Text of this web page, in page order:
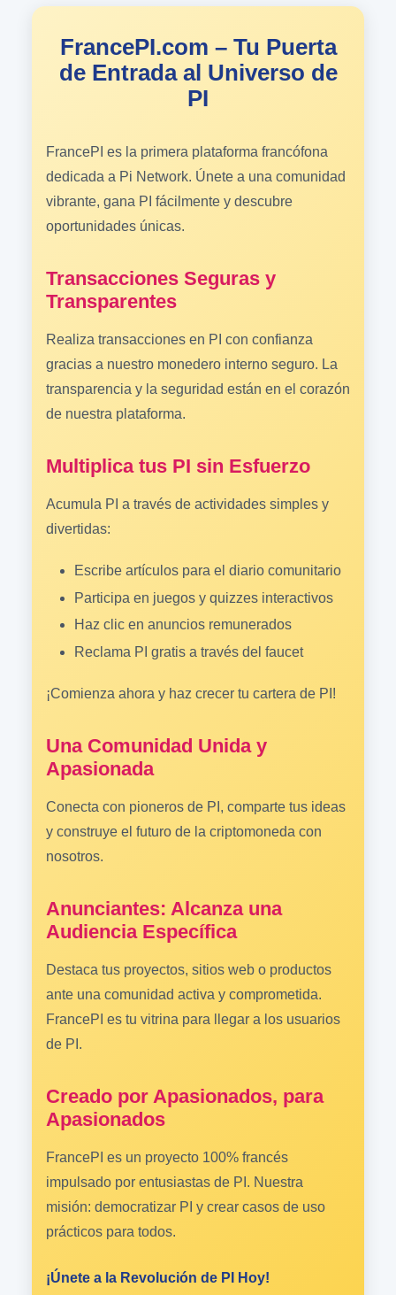
FrancePI.com – Tu Puerta
de Entrada al Universo de
PI
FrancePI es la primera plataforma francófona
dedicada a Pi Network. Únete a una comunidad
vibrante, gana PI fácilmente y descubre
oportunidades únicas.
Transacciones Seguras y
Transparentes
Realiza transacciones en PI con confianza
gracias a nuestro monedero interno seguro. La
transparencia y la seguridad están en el corazón
de nuestra plataforma.
Multiplica tus PI sin Esfuerzo
Acumula PI a través de actividades simples y
divertidas:
Escribe artículos para el diario comunitario
Participa en juegos y quizzes interactivos
Haz clic en anuncios remunerados
Reclama PI gratis a través del faucet
¡Comienza ahora y haz crecer tu cartera de PI!
Una Comunidad Unida y
Apasionada
Conecta con pioneros de PI, comparte tus ideas
y construye el futuro de la criptomoneda con
nosotros.
Anunciantes: Alcanza una
Audiencia Específica
Destaca tus proyectos, sitios web o productos
ante una comunidad activa y comprometida.
FrancePI es tu vitrina para llegar a los usuarios
de PI.
Creado por Apasionados, para
Apasionados
FrancePI es un proyecto 100% francés
impulsado por entusiastas de PI. Nuestra
misión: democratizar PI y crear casos de uso
prácticos para todos.
¡Únete a la Revolución de PI Hoy!